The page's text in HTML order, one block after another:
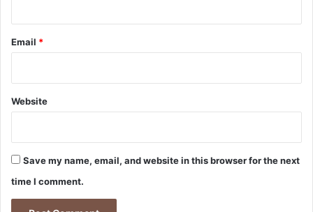
a
v
a
š
t
ė
j
jEmail *
Website
Save my name, email, and website in this browser for the next
time I comment.